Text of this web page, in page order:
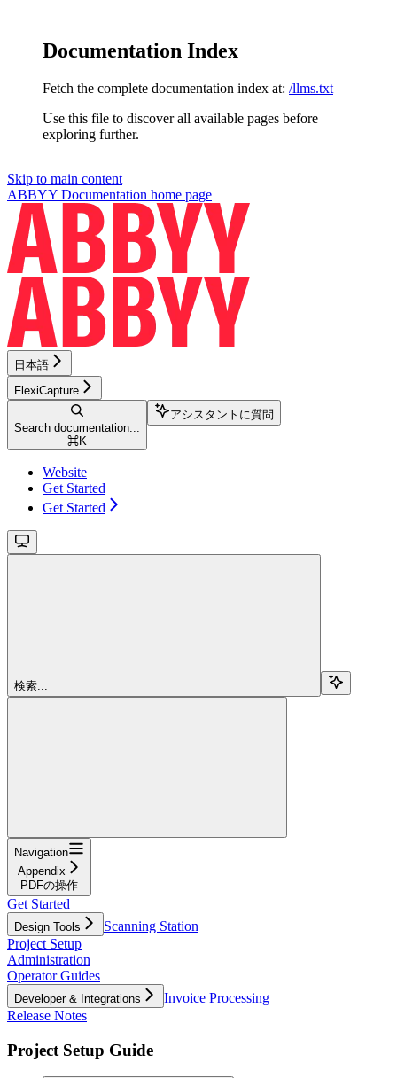
Documentation Index
Fetch the complete documentation index at: /llms.txt
Use this file to discover all available pages before
exploring further.
Skip to main content
ABBYY Documentation home page
日本語
FlexiCapture
Search documentation...
⌘K
アシスタントに質問
Website
Get Started
Get Started
検索...
Navigation
Appendix
PDFの操作
Get Started
Design Tools
Scanning Station
Project Setup
Administration
Operator Guides
Developer & Integrations
Invoice Processing
Release Notes
Project Setup Guide